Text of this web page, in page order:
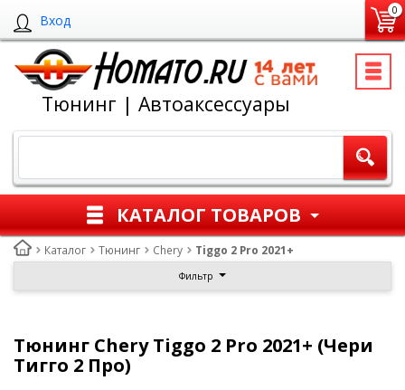
Вход
0
Тюнинг | Автоаксессуары
КАТАЛОГ ТОВАРОВ
Каталог Тюнинг Chery Tiggo 2 Pro 2021+
Фильтр
Тюнинг Chery Tiggo 2 Pro 2021+ (Чери
Тигго 2 Про)